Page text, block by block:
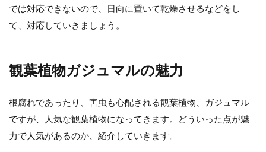
では対応できないので、日向に置いて乾燥させるなどをし
て、対応していきましょう。
観葉植物ガジュマルの魅力
根腐れであったり、害虫も心配される観葉植物、ガジュマル
ですが、人気な観葉植物になってきます。どういった点が魅
力で人気があるのか、紹介していきます。